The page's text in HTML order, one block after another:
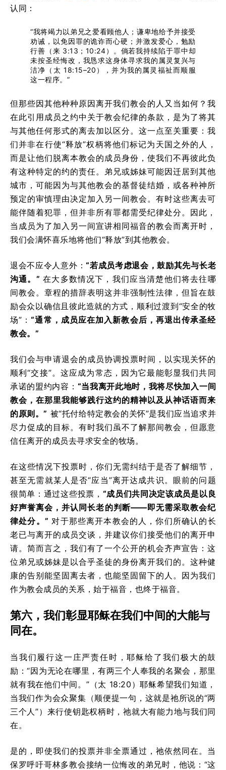
认同：
“我将竭力以弟兄之爱看顾他人；谦卑地给予并接受
劝诫，以免因罪的诡诈而心硬；并激发爱心，勉励
行善（来 3:13；10:24）。倘若我持续陷于罪中却
未按圣经悔改，我恳求这身体寻求我的属灵复兴与
洁净（太 18:15–20），并为我的属灵福祉而顺服
这一程序。”
但那些因其他种种原因离开我们教会的人又当如何？我
在此引用成员之约中关于教会纪律的条款，是为了将其
与其他任何形式的离去加以区分。这一点至关重要：我
们并非在行使“释放”权柄将他们标记为天国之外的人，
而是让他们脱离本教会的成员身份，使我们不再彼此负
有这种特定的约的责任。弟兄或姊妹可能因迁居到其他
城市，可能因为与其他教会的基督徒结婚，或各种神所
预定的审慎理由决定加入另一间教会。有时这些离去可
能伴随着犯罪，但并非所有罪都需受纪律处分。因此，
当成员为了加入另一间宣讲相同福音的教会而离开时，
我们会满怀喜乐地将他们“释放”到其他教会。
退会不应令人意外：“若成员考虑退会，鼓励其先与长老
沟通。” 在大多数情况下，我们应当清楚他们将去往哪
间教会。章程的措辞表明这并非强制性法律，但旨在鼓
励会众以确信且彼此造就的方式，顺利过渡到“安全的牧
场”：“通常，成员应在加入新教会后，再退出传承圣经
教会。”
我们会与申请退会的成员协调投票时间，以实现关怀的
顺利“交接”。这应成为常态，因为它最能彰显我们共同
承诺的盟约内容： “当我离开此地时，我将尽快加入一间
教会，在那里我能够践行这约的精神以及从神话语而来
的原则。” 被“托付给特定教会的关怀”是我们应当追求并
尽力促成的目标。有时我们虽不了解那间教会，但愿意
信任离开的成员去寻求安全的牧场。
在这些情况下投票时，你们无需纠结于是否了解细节，
甚至无需就某人是否“应当”离开达成共识。眼前的问题
很简单：通过这些投票， “成员们共同决定该成员是以良
好声誉离会，并认同长老的判断——即无需采取教会纪
律处分。” 对于那些离开本教会的人，你们所确认的长
老已与离开的成员交谈，并建议你们接受他们的离开申
请。简而言之，我们有了一个公开的机会齐声宣告：这
位弟兄或姊妹是以合乎圣徒的身份离开我们的。这种健
康的告别能坚固离去者，也能坚固留下的人。因为我们
作为教会成员的关系，始于福音，也终于福音。
第六，我们彰显耶稣在我们中间的大能与
同在。
当我们履行这一庄严责任时，耶稣给了我们极大的鼓
励：“因为无论在哪里，有两三个人奉我的名聚会，那里
就有我在他们中间。”（太 18:20）耶稣希望我们知道，
当我们作为会众聚集（顺便提一句，这就是祂所说的“两
三个人”）来行使钥匙权柄时，祂就大有能力地与我们同
在。
是的，即使我们的投票并非全票通过，祂依然同在。当
保罗呼吁哥林多教会接纳一位悔改的弟兄时，他说：“这